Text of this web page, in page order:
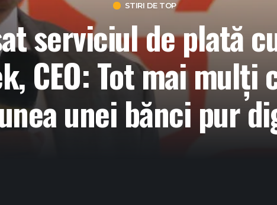
STIRI DE TOP
serviciul de plată
CEO: Tot mai
unei bănci pur